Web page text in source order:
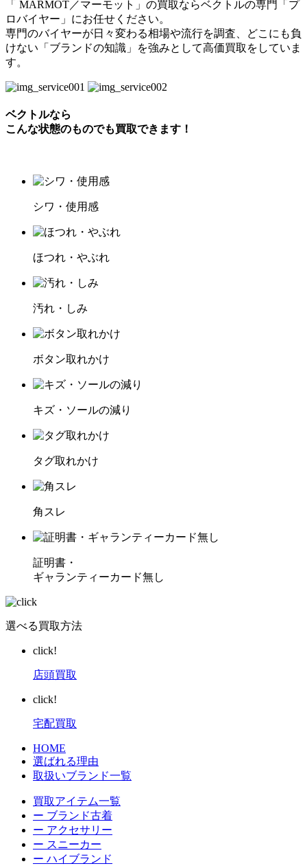
「 MARMOT／マーモット」の買取ならベクトルの専門「プ
ロバイヤー」にお任せください。
専門のバイヤーが日々変わる相場や流行を調査、どこにも負
けない「ブランドの知識」を強みとして高価買取をしていま
す。
ベクトルなら
こんな状態のものでも買取できます！
シワ・使用感
ほつれ・やぶれ
汚れ・しみ
ボタン取れかけ
キズ・ソールの減り
タグ取れかけ
角スレ
証明書・
ギャランティーカード無し
選べる買取方法
click!
店頭買取
click!
宅配買取
HOME
選ばれる理由
取扱いブランド一覧
買取アイテム一覧
ー ブランド古着
ー アクセサリー
ー スニーカー
ー ハイブランド